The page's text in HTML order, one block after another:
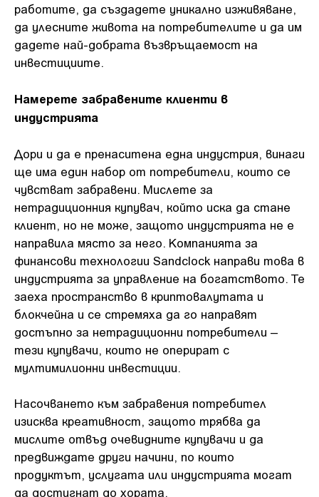
работите, да създадете уникално изживяване,
да улесните живота на потребителите и да им
дадете най-добрата възвръщаемост на
инвестициите.
Намерете забравените клиенти в
индустрията
Дори и да е пренаситена една индустрия, винаги
ще има един набор от потребители, които се
чувстват забравени. Мислете за
нетрадиционния купувач, който иска да стане
клиент, но не може, защото индустрията не е
направила място за него. Компанията за
финансови технологии Sandclock направи това в
индустрията за управление на богатството. Те
заеха пространство в криптовалутата и
блокчейна и се стремяха да го направят
достъпно за нетрадиционни потребители –
тези купувачи, които не оперират с
мултимилионни инвестиции.
Насочването към забравения потребител
изисква креативност, защото трябва да
мислите отвъд очевидните купувачи и да
предвиждате други начини, по които
продуктът, услугата или индустрията могат
да достигнат до хората.